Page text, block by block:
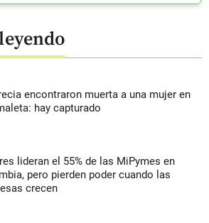
encontraron muerta a una mujer en
hay capturado
lideran el 55% de las MiPymes en
pero pierden poder cuando las
crecen